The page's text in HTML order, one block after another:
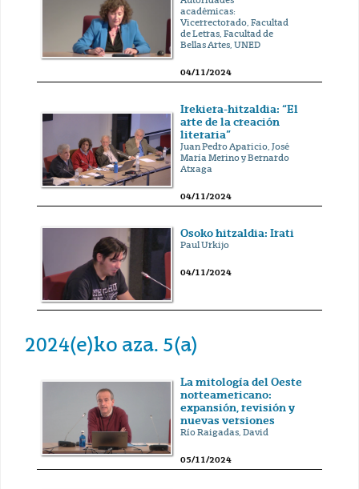
académicas:
Vicerrectorado, Facultad
de Letras, Facultad de
Bellas Artes, UNED
04/11/2024
Irekiera-hitzaldia: “El
arte de la creación
literaria”
Juan Pedro Aparicio, José
María Merino y Bernardo
Atxaga
04/11/2024
Osoko hitzaldia: Irati
Paul Urkijo
04/11/2024
2024(e)ko aza. 5(a)
La mitología del Oeste
norteamericano:
expansión, revisión y
nuevas versiones
Río Raigadas, David
05/11/2024